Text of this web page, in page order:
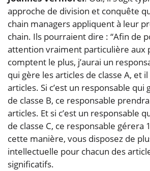
approche de division et conquête
chain managers appliquent à leur
chain. Ils pourraient dire : “Afin de
attention vraiment particulière aux
comptent le plus, j’aurai un
qui gère les articles de classe A, et
articles. Si c’est un responsable qui
de classe B, ce responsable
articles. Et si c’est un responsable
de classe C, ce responsable gérera
cette manière, vous disposez de
intellectuelle pour chacun des
significatifs.